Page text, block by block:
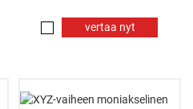
vertaa nyt